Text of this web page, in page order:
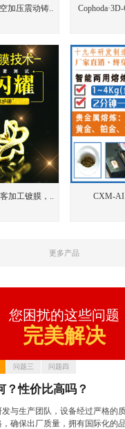
加压震动铸..
加工镀膜，.. CXM-AI
更多产品
您困扰的这些问题
完美解决
问题三 问题四
？性价比高吗？
与生产团队，设备经过严格的
确保出厂质量，拥有国际化的